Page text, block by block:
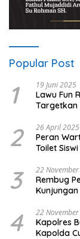
Popular Post
1 19 Juni 2025
Lawu Fun
Targetkan
2 26 April 2025
Peran
Toilet Siswi
3 22
Rembug
4 22
Kapolres
Kapolda